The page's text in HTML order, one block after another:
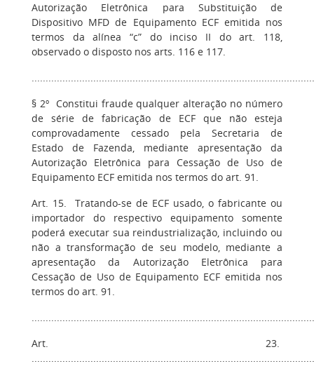
Autorização Eletrônica para Substituição de
Dispositivo MFD de Equipamento ECF emitida nos
termos da alínea “c” do inciso II do art. 118,
observado o disposto nos arts. 116 e 117.
§ 2º Constitui fraude qualquer alteração no número
de série de fabricação de ECF que não esteja
comprovadamente cessado pela Secretaria de
Estado de Fazenda, mediante apresentação da
Autorização Eletrônica para Cessação de Uso de
Equipamento ECF emitida nos termos do art. 91.
Art. 15. Tratando-se de ECF usado, o fabricante ou
importador do respectivo equipamento somente
poderá executar sua reindustrialização, incluindo ou
não a transformação de seu modelo, mediante a
apresentação da Autorização Eletrônica para
Cessação de Uso de Equipamento ECF emitida nos
termos do art. 91.
Art. 23.